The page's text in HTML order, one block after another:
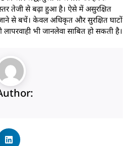
तेजी से बढ़ा हुआ है। ऐसे में असुरक्षित
जाने से बचें। केवल अधिकृत और सुरक्षित घाटों
भी जानलेवा साबित हो सकती है।